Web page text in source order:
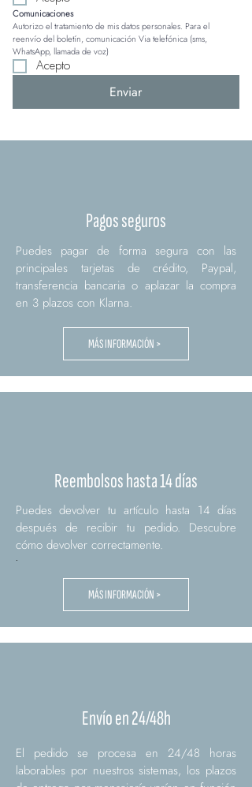
Comunicaciones
Autorizo el tratamiento de mis datos personales. Para el
reenvío del boletín, comunicación Via telefónica (sms,
WhatsApp, llamada de voz)
Acepto
Enviar
Pagos seguros
Puedes pagar de forma segura con las
principales tarjetas de crédito, Paypal,
transferencia bancaria o aplazar la compra
en 3 plazos con Klarna.
MÁS INFORMACIÓN >
Reembolsos hasta 14 días
Puedes devolver tu artículo hasta 14 días
después de recibir tu pedido. Descubre
cómo devolver correctamente.
MÁS INFORMACIÓN >
Envío en 24/48h
El pedido se procesa en 24/48 horas
laborables por nuestros sistemas, los plazos